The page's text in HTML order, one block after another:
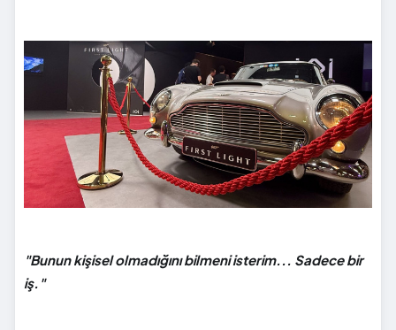
"Bunun kişisel olmadığını bilmeni isterim... Sadece bir
iş."